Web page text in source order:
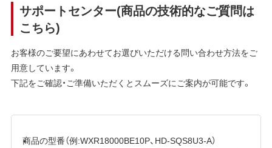
サポートセンター(商品の技術的なご質問は
こちら)
お客様のご要望にあわせてお選びいただける問い合わせ方法をご
用意しています。
下記をご確認・ご準備いただくとスムーズにご案内が可能です。
商品の型番（例:WXR18000BE10P、HD-SQS8U3-A）